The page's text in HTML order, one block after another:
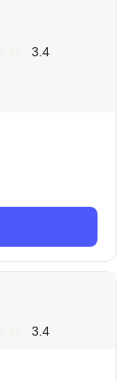
3.4
3.4